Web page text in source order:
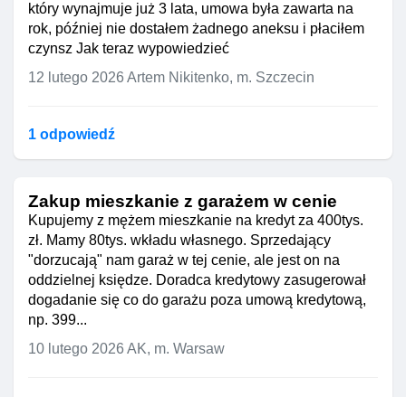
który wynajmuje już 3 lata, umowa była zawarta na
rok, później nie dostałem żadnego aneksu i płaciłem
czynsz Jak teraz wypowiedzieć
12 lutego 2026 Artem Nikitenko, m. Szczecin
1 odpowiedź
Zakup mieszkanie z garażem w cenie
Kupujemy z mężem mieszkanie na kredyt za 400tys.
zł. Mamy 80tys. wkładu własnego. Sprzedający
"dorzucają" nam garaż w tej cenie, ale jest on na
oddzielnej księdze. Doradca kredytowy zasugerował
dogadanie się co do garażu poza umową kredytową,
np. 399...
10 lutego 2026 AK, m. Warsaw